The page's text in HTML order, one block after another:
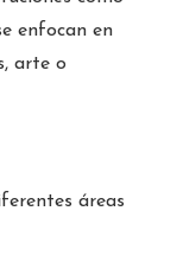
enfocan en
arte o
áreas